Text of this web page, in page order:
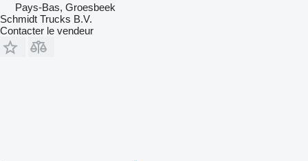
Pays-Bas, Groesbeek
Schmidt Trucks B.V.
Contacter le vendeur